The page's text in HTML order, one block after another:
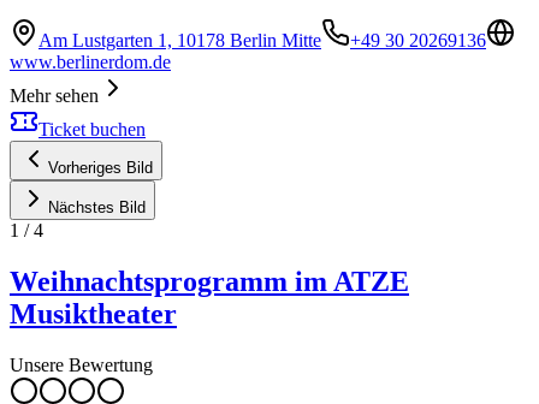
Am Lustgarten 1, 10178 Berlin Mitte
+49 30 20269136
www.berlinerdom.de
Mehr sehen
Ticket buchen
Vorheriges Bild
Nächstes Bild
1 /4
Weihnachtsprogramm im ATZE
Musiktheater
Unsere Bewertung